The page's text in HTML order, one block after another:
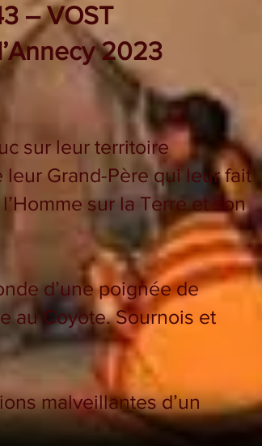
– VOST
2023
sur leur territoire
Grand-Père qui leur fait
sur la Terre et son
d’une poignée de
au Coyote. Sournois et
malveillantes d’un